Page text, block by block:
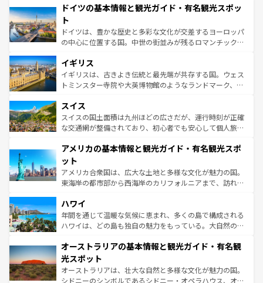
せる。地方によって風土や気候が異なるスペインはその個
ンテンツ一覧 を参照してほしい。
で、幅広い魅力が詰まっている。華麗な宮殿、歴史的な大
聖堂、美しいビーチ、そして豊かな自然が、訪れる者を心
から魅了する。また、フランスは美食の国としても知ら
れ、フランス料理はユネスコ無形文化遺産にも登録されて
香り高いラベンダー畑など、多彩な楽しみ方が可能だ。さ
らに、パリ以外の地域にも魅力が溢れており、どの街角に
も豊かな歴史と文化が息づいている。パリ以外の個性あふ
を参照してほしい。
ドイツの基本情報と観光ガイド・有名観光スポッ
ト
ドイツは、豊かな歴史と多彩な文化が交差するヨーロッパ
の中心に位置する国。中世の街並みが残るロマンチック街
顔を持つこの国は、どこを歩いても飽きることがない。ベ
ルリンの文化的活気、バイエルン州のアルプスの絶景、そ
してライン川沿いのワイン畑といった風景は必見。ビール
は、お酒好きな人にはぜひ体験してほしい。 なお、新着の
ドイツ情報はコンテンツ一覧を参照してほしい。
イギリス
イギリスは、古きよき伝統と最先端が共存する国。ウェス
トミンスター寺院や大英博物館のようなランドマーク、歴
リアごとに異なる魅力がある。また、優雅なアフタヌーン
ティー、ビール好きにはたまらない英国パブ、サッカー観
戦など、本場だからこそできる体験も豊富。イギリスを旅
ンツ一覧を参照してほしい。
スイス
スイスの国土面積は九州ほどの広さだが、運行時刻が正確
な交通網が整備されており、初心者でも安心して個人旅行
の建物がそのまま残る町や、スイスならではのユニークな
博物館もあり、アルプス観光だけでなく町歩きも満喫する
ことができる。国民の所得が高いため物価も高いが、旅行
者向けの交通パス提供のサービスもあり、うまく活用すれ
着のスイス情報は
アメリカの基本情報と観光ガイド・有名観光スポ
ット
アメリカ合衆国は、広大な土地と多様な文化が魅力の国。
東海岸の都市部から西海岸のカリフォルニアまで、訪れる
のような巨大都市は、観光、ショッピング、エンターテイ
ンメントが詰まった刺激的なスポットだ。一方、アメリカ
西部には大自然が広がり、グランドキャニオンやイエロー
部のニューオーリンズでは、音楽と美食が融合した独特の
文化が魅力。旅行者はアメリカの各地域で異なる魅力を楽
しみながら、その多様性と豊かな歴史を感じることができ
るだろう。車でのロードトリップや列車の旅も、アメリカ
ハワイ
年間を通じて温暖な気候に恵まれ、多くの島で構成される
ハワイは、どの島も独自の魅力をもっている。大自然の神
ワイ島は見逃せない。また、定番の観光地といえばオアフ
島だが、静かな自然を求めるならマウイ島やカウアイ島が
おすすめ。エメラルドグリーンに輝く海をはじめ、豊かな
文化や歴史が息づいている。「アロハスピリット」と呼ば
オーストラリアの基本情報と観光ガイド・有名観
光スポット
オーストラリアは、壮大な自然と多様な文化が魅力の国。
シドニーのシンボルであるシドニー・オペラハウス、オー